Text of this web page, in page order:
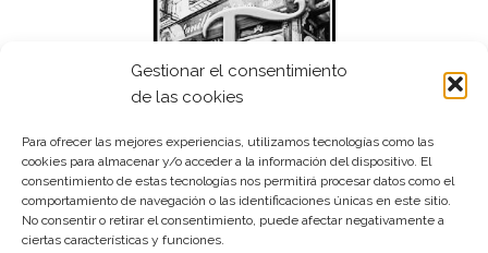
Gestionar el consentimiento
de las cookies
Para ofrecer las mejores experiencias, utilizamos tecnologías como las
cookies para almacenar y/o acceder a la información del dispositivo. El
consentimiento de estas tecnologías nos permitirá procesar datos como el
comportamiento de navegación o las identificaciones únicas en este sitio.
No consentir o retirar el consentimiento, puede afectar negativamente a
ciertas características y funciones.